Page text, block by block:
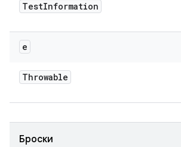
TestInformation
e
Throwable
Броски